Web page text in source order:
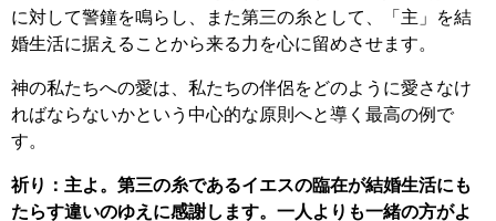
に対して警鐘を鳴らし、また第三の糸として、「主」を結
婚生活に据えることから来る力を心に留めさせます。
神の私たちへの愛は、私たちの伴侶をどのように愛さなけ
ればならないかという中心的な原則へと導く最高の例で
す。
祈り：主よ。第三の糸であるイエスの臨在が結婚生活にも
たらす違いのゆえに感謝します。一人よりも一緒の方がよ